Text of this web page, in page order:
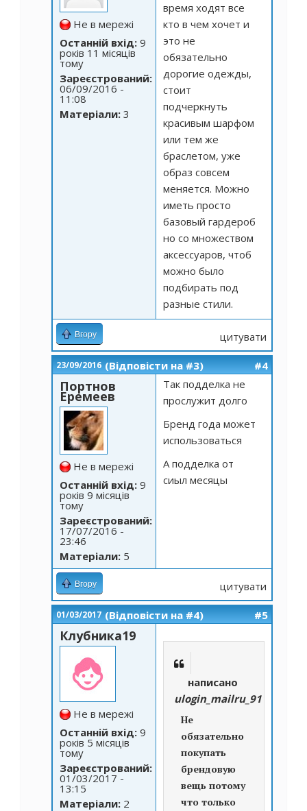
Не в мережі
Останній вхід: 9
років 11 місяців
тому
Зареєстрований:
06/09/2016 -
11:08
Матеріали: 3
время ходят все
кто в чем хочет и
это не
обязательно
дорогие одежды,
стоит
подчеркнуть
красивым шарфом
или тем же
браслетом, уже
образ совсем
меняется. Можно
иметь просто
базовый гардероб
но со множеством
аксессуаров, чтоб
можно было
подбирать под
разные стили.
Вгору цитувати
23/09/2016 (Відповісти на #3) #4
Портнов
Еремеев
Не в мережі
Останній вхід: 9
років 9 місяців
тому
Зареєстрований:
17/07/2016 -
23:46
Матеріали: 5
Так подделка не
прослужит долго
Бренд года может
использоваться
А подделка от
сиыл месяцы
Вгору цитувати
01/03/2017 (Відповісти на #4) #5
Клубника19
Не в мережі
Останній вхід: 9
років 5 місяців
тому
Зареєстрований:
01/03/2017 -
13:15
Матеріали: 2
написано
Не
обязательно
покупать
брендовую
вещь потому
что только